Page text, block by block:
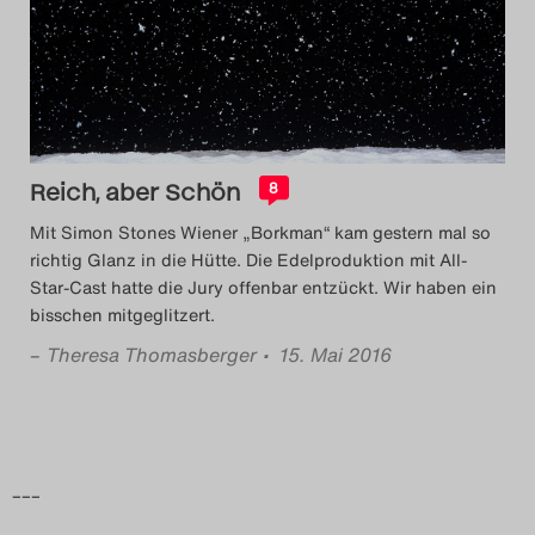
Das Theatertreffen-Blog
2014
Das Theatertreffen-Blog
2015
Das Theatertreffen-Blog
2016
Das Theatertreffen-Blog
Reich, aber Schön 8
Mit Simon Stones Wiener „Borkman“ kam gestern mal so
richtig Glanz in die Hütte. Die Edelproduktion mit All-
Star-Cast hatte die Jury offenbar entzückt. Wir haben ein
bisschen mitgeglitzert.
– Theresa Thomasberger • 15. Mai 2016
–––